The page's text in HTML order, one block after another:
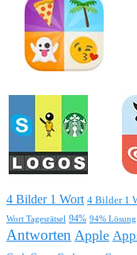
4 Bilder 1 Wort 4 Bilder 1
Wort Tagesrätsel 94% 94% Lösung
Antworten Apple